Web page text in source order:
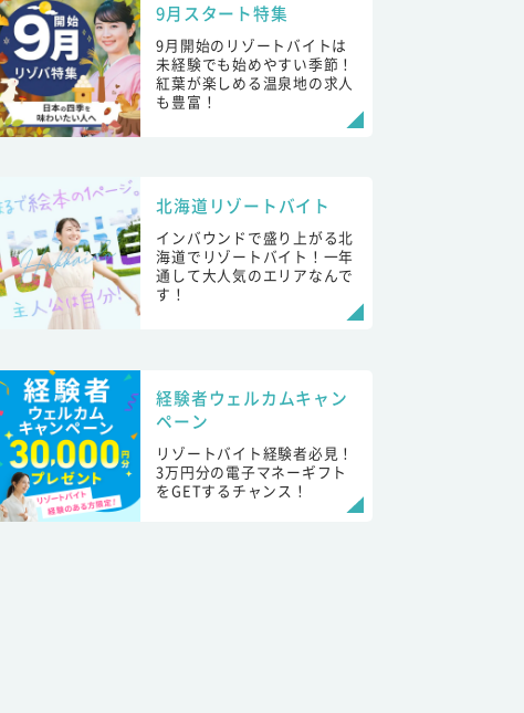
9月スタート特集
9月開始のリゾートバイトは
未経験でも始めやすい季節！
紅葉が楽しめる温泉地の求人
も豊富！
北海道リゾートバイト
インバウンドで盛り上がる北
海道でリゾートバイト！一年
通して大人気のエリアなんで
す！
経験者ウェルカムキャン
ペーン
リゾートバイト経験者必見！
3万円分の電子マネーギフト
をGETするチャンス！